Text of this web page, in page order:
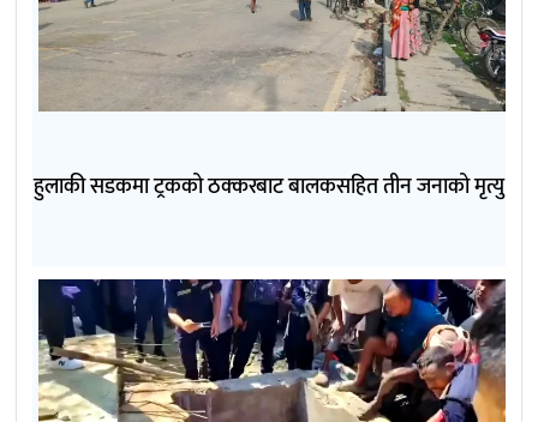
हुलाकी सडकमा ट्रकको ठक्करबाट बालकसहित तीन जनाको मृत्यु